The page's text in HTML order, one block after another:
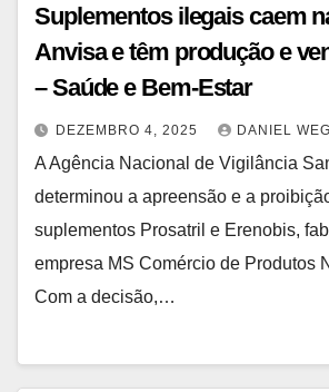
Suplementos ilegais caem
Anvisa e têm produção e
– Saúde e Bem-Estar
DEZEMBRO 4, 2025 DANIEL
A Agência Nacional de Vigilância
determinou a apreensão e a
suplementos Prosatril e Erenobis,
empresa MS Comércio de Produtos
Com a decisão,…